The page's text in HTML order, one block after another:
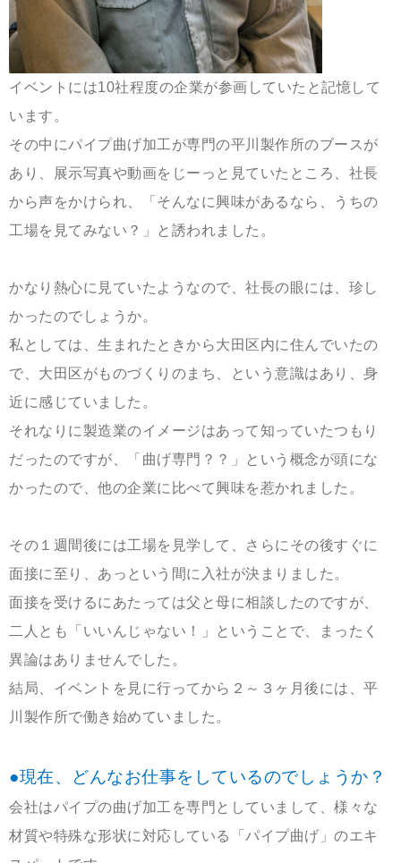
イベントには10社程度の企業が参画していたと記憶して
います。
その中にパイプ曲げ加工が専門の平川製作所のブースが
あり、展示写真や動画をじーっと見ていたところ、社長
から声をかけられ、「そんなに興味があるなら、うちの
工場を見てみない？」と誘われました。
かなり熱心に見ていたようなので、社長の眼には、珍し
かったのでしょうか。
私としては、生まれたときから大田区内に住んでいたの
で、大田区がものづくりのまち、という意識はあり、身
近に感じていました。
それなりに製造業のイメージはあって知っていたつもり
だったのですが、「曲げ専門？？」という概念が頭にな
かったので、他の企業に比べて興味を惹かれました。
その１週間後には工場を見学して、さらにその後すぐに
面接に至り、あっという間に入社が決まりました。
面接を受けるにあたっては父と母に相談したのですが、
二人とも「いいんじゃない！」ということで、まったく
異論はありませんでした。
結局、イベントを見に行ってから２～３ヶ月後には、平
川製作所で働き始めていました。
●現在、どんなお仕事をしているのでしょうか？
会社はパイプの曲げ加工を専門としていまして、様々な
材質や特殊な形状に対応している「パイプ曲げ」のエキ